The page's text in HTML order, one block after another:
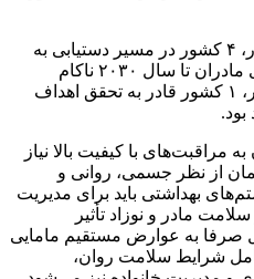
با ادامه روند کنونی، از هر ۵ کشور، ۴ کشور در مسیر دستیابی به
اهداف تعیین شده برای بهبود بقای مادران تا سال ۲۰۳۰ ناکام
خواهند بود، همچنین از هر ۳ کشور، ۱ کشور قادر به تحقق اهداف
مراقبت‌های با کیفیت بالا نیاز
از نظر جسمی، روانی و
بهداشتی باید برای مدیریت
مادر و نوزاد تأثیر
صرفا به عوارض مستقیم مامایی
شرایط سلامت روان،